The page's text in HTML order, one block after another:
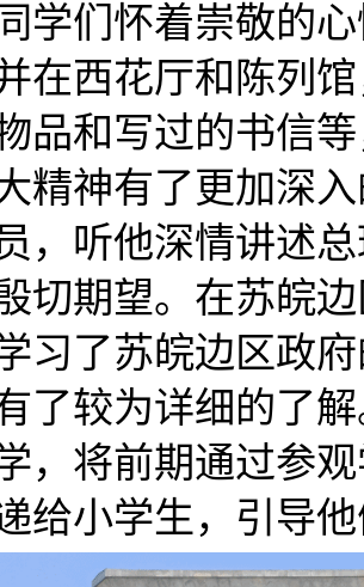
学们怀着崇敬的
在西花厅和陈列
品和写过的书信
精神有了更加深
，听他深情讲述
切期望。在苏皖
习了苏皖边区政
了较为详细的了
，将前期通过参
给小学生，引导